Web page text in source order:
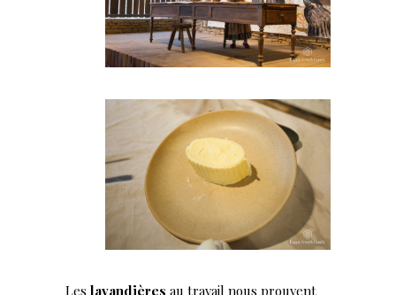
Les lavandières au travail nous prouvent